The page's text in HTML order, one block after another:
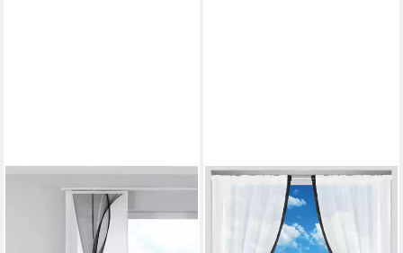
Schiebegardine (1 St),
Klettband, transparent, Voile,
Flächenvorhang »Izmir« Voile